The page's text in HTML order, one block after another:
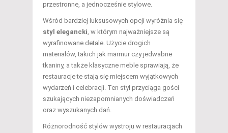
przestronne, a jednocześnie stylowe.
Wśród bardziej luksusowych opcji wyróżnia się
styl elegancki, w którym najważniejsze są
wyrafinowane detale. Użycie drogich
materiałów, takich jak marmur czy jedwabne
tkaniny, a także klasyczne meble sprawiają, że
restauracje te stają się miejscem wyjątkowych
wydarzeń i celebracji. Ten styl przyciąga gości
szukających niezapomnianych doświadczeń
oraz wyszukanych dań.
Różnorodność stylów wystroju w restauracjach